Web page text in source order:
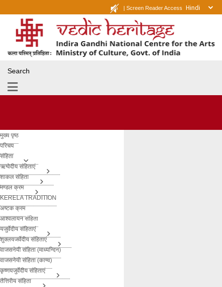
| Screen Reader Access
Search
मुख्य पृष्ठ
परिचय
संहिता
ऋग्वेदीय संहिताएं
शाकल संहिता
मण्डल क्रम
KERELA TRADITION
अष्टक क्रम
आश्वलायन संहिता
यजुर्वेदीय संहिताएं
शुक्लयजर्वेदीय संहिताएं
वाजसनेयी संहिता (माध्यन्दिन)
वाजसनेयी संहिता (काण्व)
कृष्णयजुर्वेदीय संहिताएं
तैत्तिरीय संहिता